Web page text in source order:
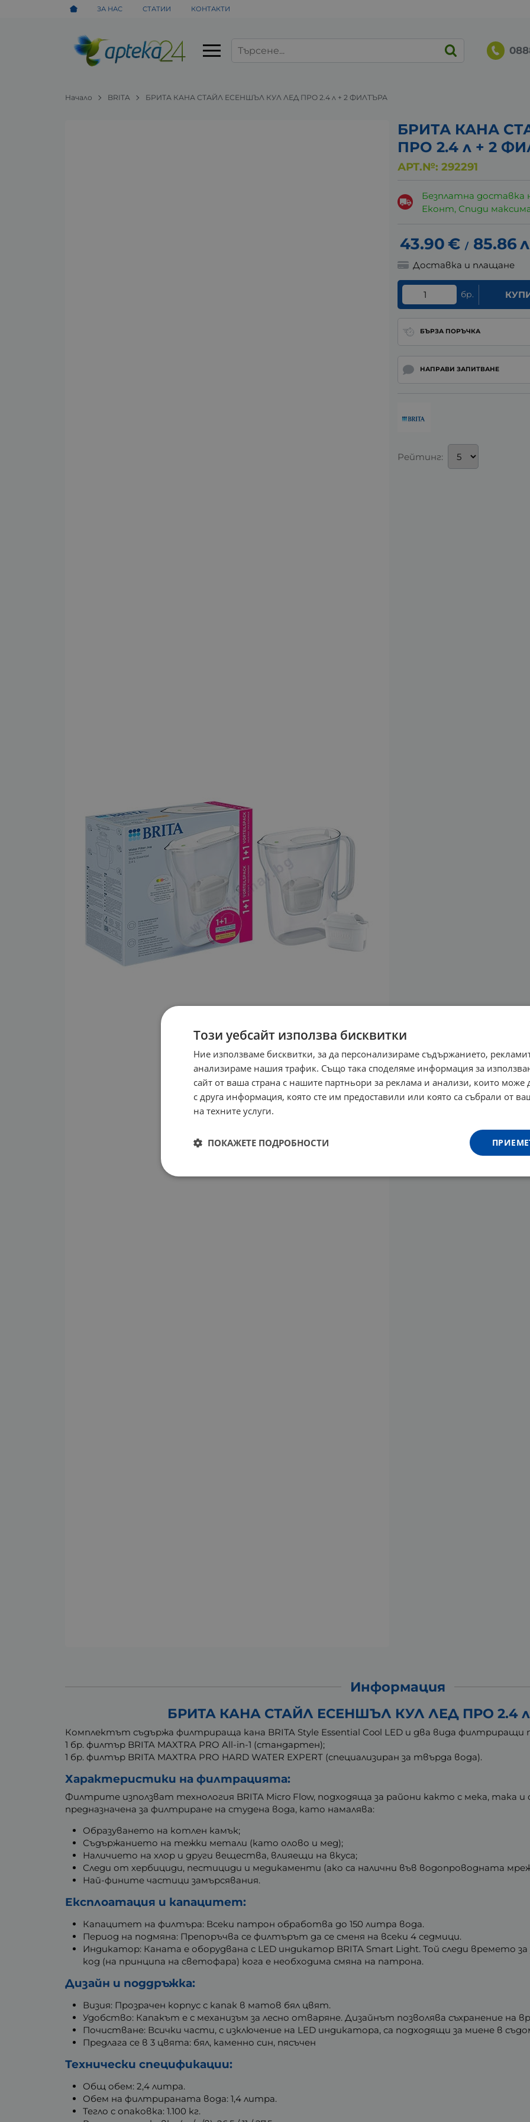
ЗА НАС СТАТИИ КОНТАКТИ
Начало BRITA БРИТА КАНА СТАЙЛ ЕСЕНШЪЛ КУЛ ЛЕД ПРО 2.4 л + 2 ФИЛТЪРА
БРИТА КАНА
ПРО 2.4 л + 2
АРТ.№: 292291
Безплатна доставка
Еконт, Спиди
43.90€ / 85.86
Доставка и плащане
бр.
БЪРЗА ПОРЪЧКА
НАПРАВИ ЗАПИТВАНЕ
Рейтинг:
Информация
БРИТА КАНА СТАЙЛ ЕСЕНШЪЛ КУЛ ЛЕД ПРО 2.4
Комплектът съдържа филтрираща кана BRITA Style Essential Cool LED и два вида филтриращи
1 бр. филтър BRITA MAXTRA PRO All-in-1 (стандартен);
1 бр. филтър BRITA MAXTRA PRO HARD WATER EXPERT (специализиран за твърда вода).
Характеристики на филтрацията:
Филтрите използват технология BRITA Micro Flow, подходяща за райони както с мека, така
предназначена за филтриране на студена вода, като намалява:
Образуването на котлен камък;
Съдържанието на тежки метали (като олово и мед);
Наличието на хлор и други вещества, влияещи на вкуса;
Следи от хербициди, пестициди и медикаменти (ако са налични във водопроводната
Най-фините частици замърсявания.
Експлоатация и капацитет:
Капацитет на филтъра: Всеки патрон обработва до 150 литра вода.
Период на подмяна: Препоръчва се филтърът да се сменя на всеки 4 седмици.
Индикатор: Каната е оборудвана с LED индикатор BRITA Smart Light. Той следи времето
код (на принципа на светофара) кога е необходима смяна на патрона.
Дизайн и поддръжка:
Визия: Прозрачен корпус с капак в матов бял цвят.
Удобство: Капакът е с механизъм за лесно отваряне. Дизайнът позволява съхранение на
Почистване: Всички части, с изключение на LED индикатора, са подходящи за миене в
Предлага се в 3 цвята: бял, каменно син, пясъчен
Технически спецификации:
Общ обем: 2,4 литра.
Обем на филтрираната вода: 1,4 литра.
Тегло с опаковка: 1.100 кг.
Този уебсайт използва бисквитки
Ние използваме бисквитки, за да персонализираме съдържанието,
анализираме нашия трафик. Също така споделяме информация за
сайт от ваша страна с нашите партньори за реклама и анализи, които може
с друга информация, която сте им предоставили или която са събрали от
на техните услуги.
ПОКАЖЕТЕ ПОДРОБНОСТИ